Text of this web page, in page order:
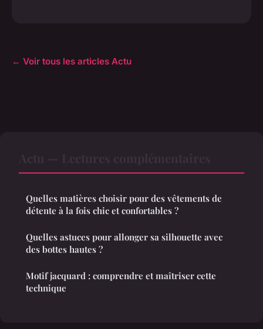
← Voir tous les articles Actu
Quelles matières choisir pour des vêtements de
détente à la fois chic et confortables ?
Quelles astuces pour allonger sa silhouette avec
des bottes hautes ?
Motif jacquard : comprendre et maîtriser cette
technique